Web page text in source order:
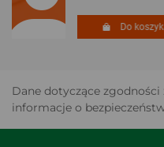
Do koszyka
Dane dotyczące
informacje o